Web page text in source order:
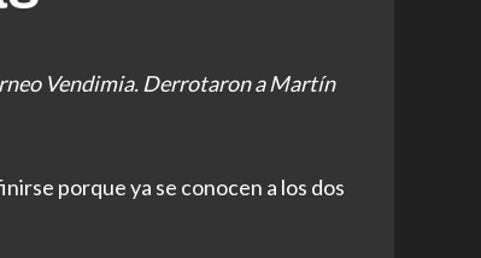
Vendimia. Derrotaron a Martín
porque ya se conocen a los dos